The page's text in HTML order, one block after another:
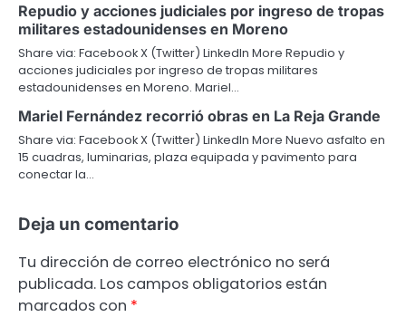
Repudio y acciones judiciales por ingreso de tropas
militares estadounidenses en Moreno
Share via: Facebook X (Twitter) LinkedIn More Repudio y
acciones judiciales por ingreso de tropas militares
estadounidenses en Moreno. Mariel…
Mariel Fernández recorrió obras en La Reja Grande
Share via: Facebook X (Twitter) LinkedIn More Nuevo asfalto en
15 cuadras, luminarias, plaza equipada y pavimento para
conectar la…
Deja un comentario
Tu dirección de correo electrónico no será
publicada. Los campos obligatorios están
marcados con *